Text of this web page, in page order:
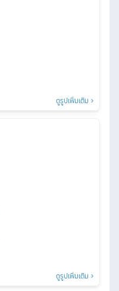
ดูรูปเพิ่มเติม
ดูรูปเพิ่มเติม